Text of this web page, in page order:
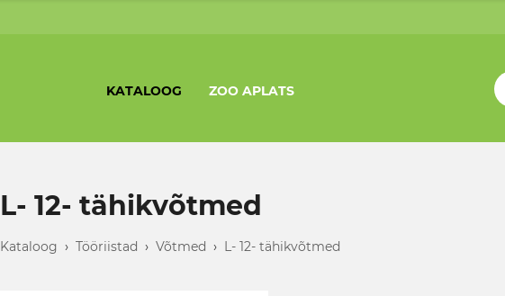
KATALOOG ZOO APLATS
L- 12- tähikvõtmed
Kataloog › Tööriistad › Võtmed › L- 12- tähikvõtmed